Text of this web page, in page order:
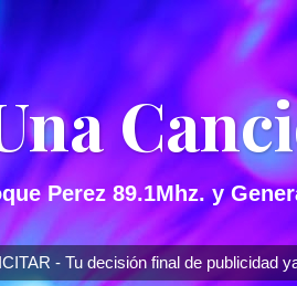
Perez 89.1Mhz. y
- Tu decisión final de publicidad